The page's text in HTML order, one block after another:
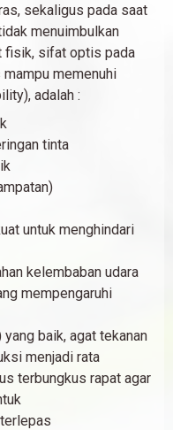
sekaligus pada saat
menuimbulkan
fisik, sifat optis pada
memenuhi
adalah :
tinta
untuk menghindari
kelembaban udara
mempengaruhi
baik, agat tekanan
menjadi rata
terbungkus rapat agar